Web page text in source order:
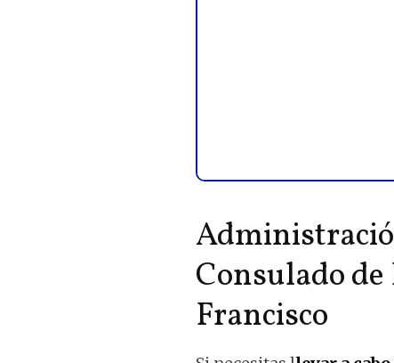
Consulado
Francisco